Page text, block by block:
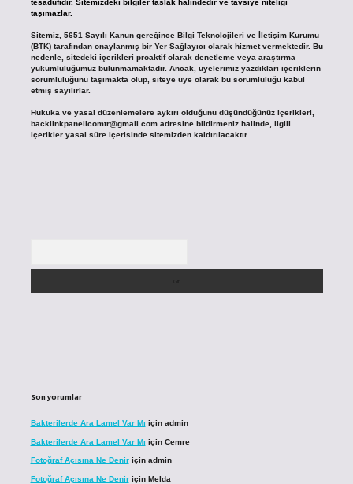
tesadüfidir. Sitemizdeki bilgiler taslak halindedir ve tavsiye niteliği
taşımazlar.
Sitemiz, 5651 Sayılı Kanun gereğince Bilgi Teknolojileri ve İletişim Kurumu
(BTK) tarafından onaylanmış bir Yer Sağlayıcı olarak hizmet vermektedir. Bu
nedenle, sitedeki içerikleri proaktif olarak denetleme veya araştırma
yükümlülüğümüz bulunmamaktadır. Ancak, üyelerimiz yazdıkları içeriklerin
sorumluluğunu taşımakta olup, siteye üye olarak bu sorumluluğu kabul
etmiş sayılırlar.
Hukuka ve yasal düzenlemelere aykırı olduğunu düşündüğünüz içerikleri,
backlinkpanelicomtr@gmail.comadresine bildirmeniz halinde, ilgili
içerikler yasal süre içerisinde sitemizden kaldırılacaktır.
Son yorumlar
Bakterilerde Ara Lamel Var Mı için admin
Bakterilerde Ara Lamel Var Mı için Cemre
Fotoğraf Açısına Ne Deniriçin admin
Fotoğraf Açısına Ne Deniriçin Melda